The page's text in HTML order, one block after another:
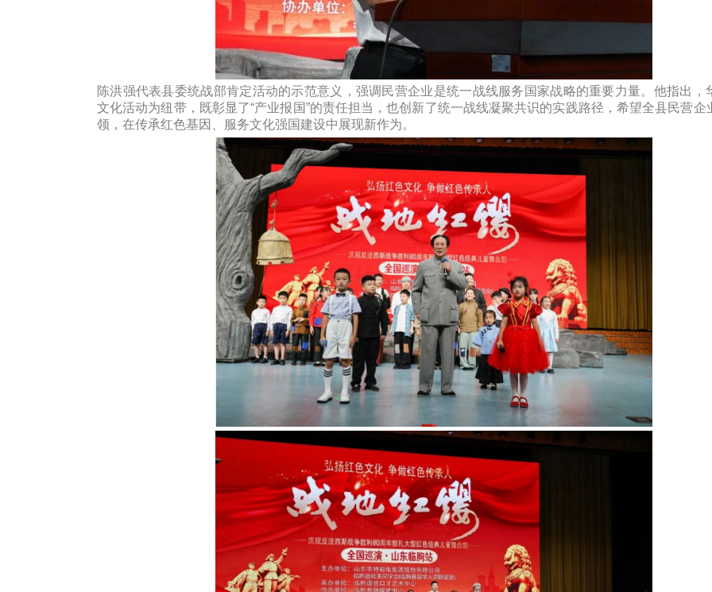
陈洪强代表县委统战部肯定活动的示范意义，强调民营企业是统一战线服务国家战略的重要力量。他指出，
文化活动为纽带，既彰显了“产业报国”的责任担当，也创新了统一战线凝聚共识的实践路径，希望全县民营企
领，在传承红色基因、服务文化强国建设中展现新作为。